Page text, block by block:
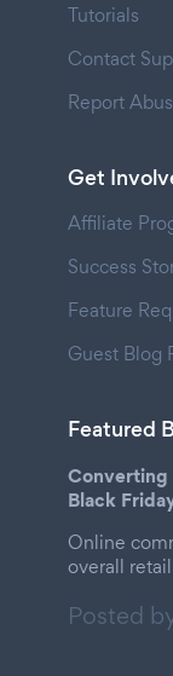
Tutorials
Contact
Report
Get
Affiliate
Success
Feature
Guest Blog
Featured
Converting
Black
Online
overall
Posted